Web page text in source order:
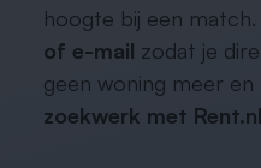
hoogte bij een match.
of e-mail zodat je
geen woning meer en
zoekwerk met Rent.nl